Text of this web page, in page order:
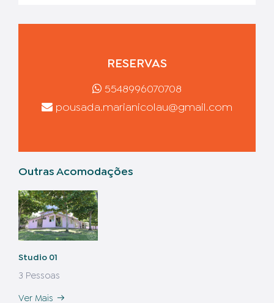
RESERVAS
5548996070708
pousada.marianicolau@gmail.com
Outras Acomodações
Studio 01
3 Pessoas
Ver Mais